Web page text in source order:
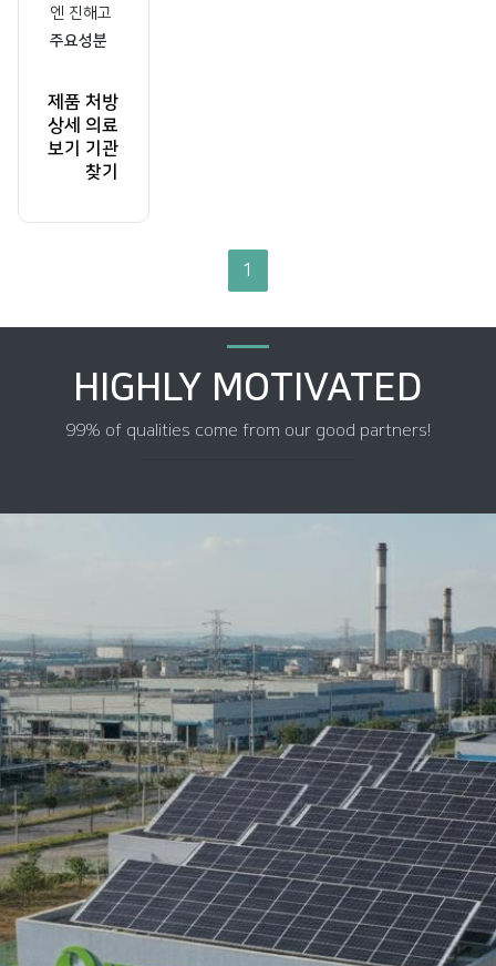
엔 진해고
주요성분
제품
상세
보기
처방
의료
기관
찾기
1
HIGHLY MOTIVATED
99% of qualities come from our good partners!